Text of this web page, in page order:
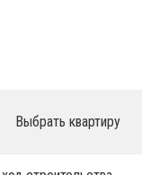
Выбрать квартиру